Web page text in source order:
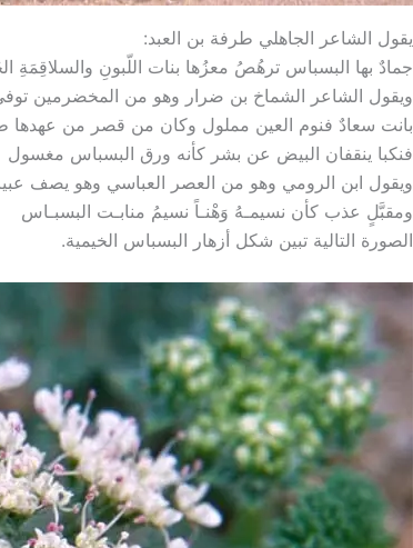
يقول الشاعر الجاهلي طرفة بن العبد:
جمادٌ بها البسباس ترهُصُ معزُها بنات اللّبونِ والسلاقِمَةِ
ويقول الشاعر الشماخ بن ضرار وهو من المخضرمين توفي 22 هـ وقد شهد معركة القادسية في قصيدته التي
بانت سعادٌ فنوم العين مملول وكان من قصر من عهدها
فنكبا ينقفان البيض عن بشر كأنه ورق البسباس مغسول
ويقول ابن الرومي وهو من العصر العباسي وهو يصف
ومقبَّلٍ عذب كأن نسيمـهُ وَهْنـاً نسيمُ منابـت البسبـاس
الصورة التالية تبين شكل أزهار البسباس الخيمية.